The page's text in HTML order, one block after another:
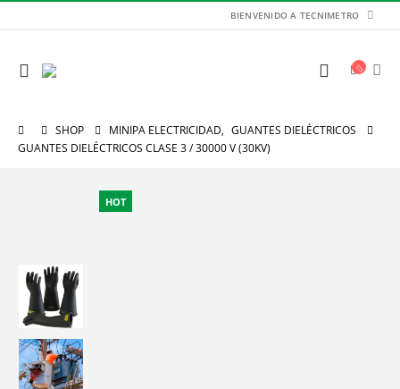
BIENVENIDO A TECNIMETRO
SHOP MINIPA ELECTRICIDAD, GUANTES DIELÉCTRICOS
GUANTES DIELÉCTRICOS CLASE 3 / 30000 V (30KV)
HOT